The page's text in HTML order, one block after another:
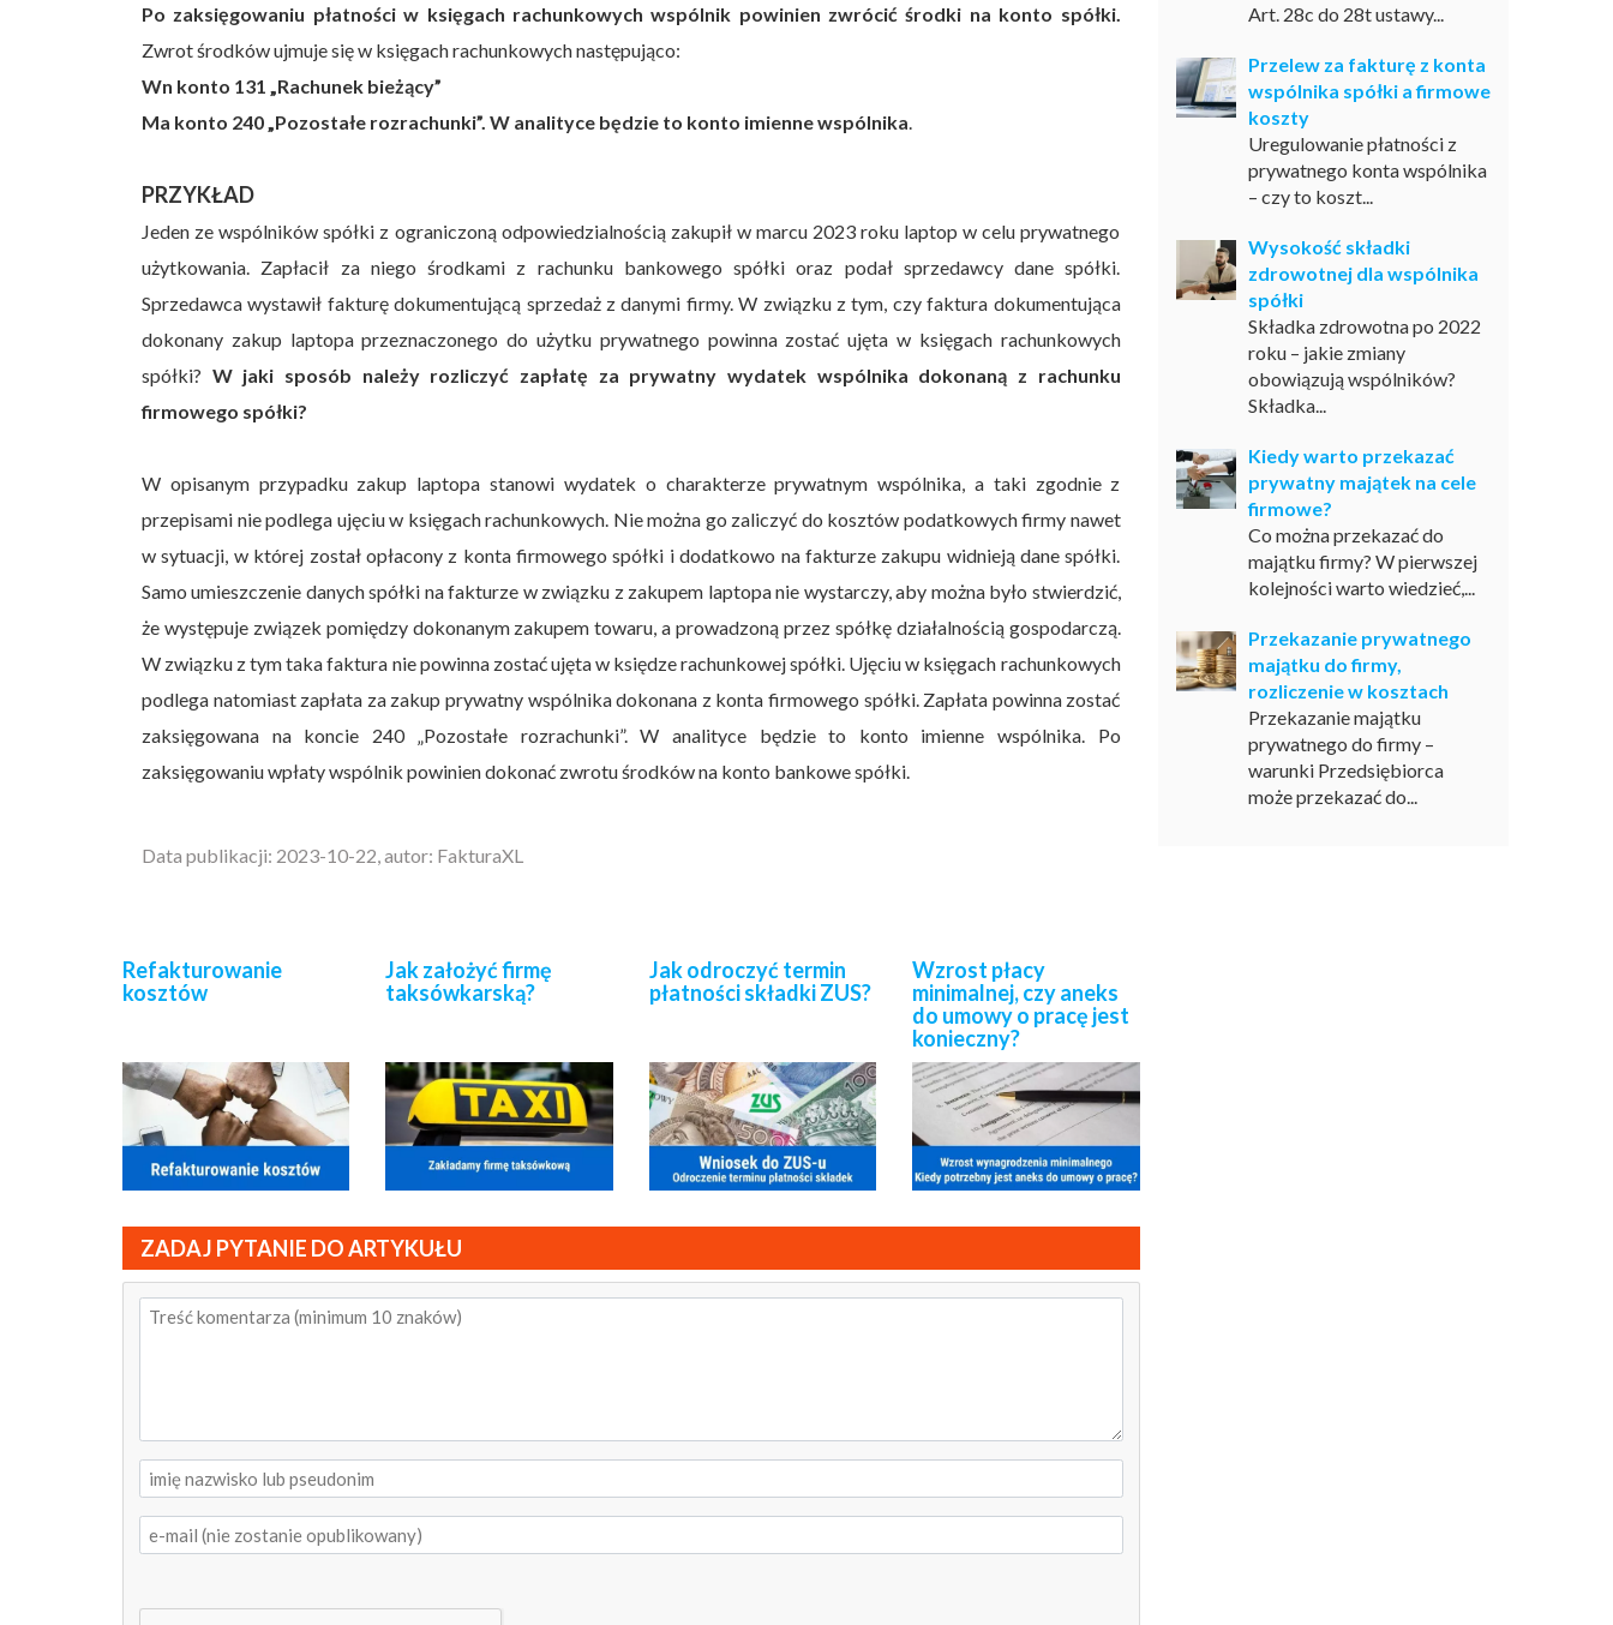
Po zaksięgowaniu płatności w księgach rachunkowych wspólnik powinien zwrócić środki na konto spółki.
Zwrot środków ujmuje się w księgach rachunkowych następująco:
Wn konto 131 „Rachunek bieżący”
Ma konto 240 „Pozostałe rozrachunki”. W analityce będzie to konto imienne wspólnika.
PRZYKŁAD
Jeden ze wspólników spółki z ograniczoną odpowiedzialnością zakupił w marcu 2023 roku laptop w celu prywatnego
użytkowania. Zapłacił za niego środkami z rachunku bankowego spółki oraz podał sprzedawcy dane spółki.
Sprzedawca wystawił fakturę dokumentującą sprzedaż z danymi firmy. W związku z tym, czy faktura dokumentująca
dokonany zakup laptopa przeznaczonego do użytku prywatnego powinna zostać ujęta w księgach rachunkowych
spółki? W jaki sposób należy rozliczyć zapłatę za prywatny wydatek wspólnika dokonaną z rachunku
firmowego spółki?
W opisanym przypadku zakup laptopa stanowi wydatek o charakterze prywatnym wspólnika, a taki zgodnie z
przepisami nie podlega ujęciu w księgach rachunkowych. Nie można go zaliczyć do kosztów podatkowych firmy nawet
w sytuacji, w której został opłacony z konta firmowego spółki i dodatkowo na fakturze zakupu widnieją dane spółki.
Samo umieszczenie danych spółki na fakturze w związku z zakupem laptopa nie wystarczy, aby można było stwierdzić,
że występuje związek pomiędzy dokonanym zakupem towaru, a prowadzoną przez spółkę działalnością gospodarczą.
W związku z tym taka faktura nie powinna zostać ujęta w księdze rachunkowej spółki. Ujęciu w księgach rachunkowych
podlega natomiast zapłata za zakup prywatny wspólnika dokonana z konta firmowego spółki. Zapłata powinna zostać
zaksięgowana na koncie 240 „Pozostałe rozrachunki”. W analityce będzie to konto imienne wspólnika. Po
zaksięgowaniu wpłaty wspólnik powinien dokonać zwrotu środków na konto bankowe spółki.
Data publikacji: 2023-10-22, autor: FakturaXL
Refakturowanie
kosztów
Jak założyć firmę
taksówkarską?
Jak odroczyć termin
płatności składki ZUS?
Wzrost płacy
minimalnej, czy aneks
do umowy o pracę jest
konieczny?
ZADAJ PYTANIE DO ARTYKUŁU
Art. 28c do 28t ustawy...
Przelew za fakturę z konta
wspólnika spółki a firmowe
koszty
Uregulowanie płatności z
prywatnego konta wspólnika
– czy to koszt...
Wysokość składki
zdrowotnej dla wspólnika
spółki
Składka zdrowotna po 2022
roku – jakie zmiany
obowiązują wspólników?
Składka...
Kiedy warto przekazać
prywatny majątek na cele
firmowe?
Co można przekazać do
majątku firmy? W pierwszej
kolejności warto wiedzieć,...
Przekazanie prywatnego
majątku do firmy,
rozliczenie w kosztach
Przekazanie majątku
prywatnego do firmy –
warunki Przedsiębiorca
może przekazać do...